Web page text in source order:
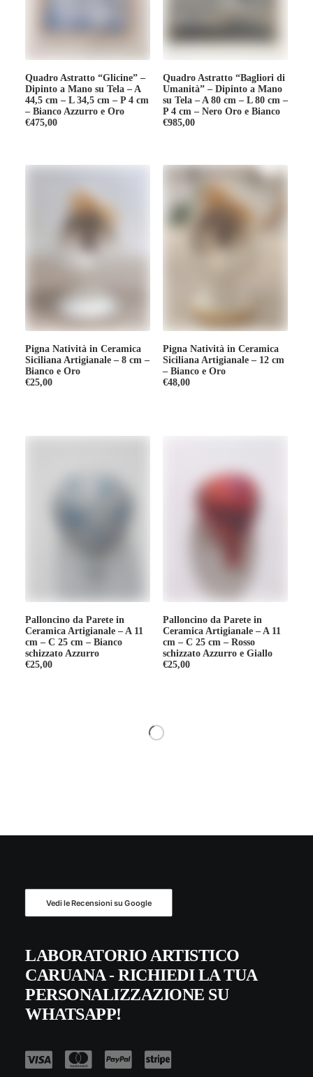
Quadro Astratto “Glicine” –
Dipinto a Mano su Tela – A
44,5 cm – L 34,5 cm – P 4 cm
– Bianco Azzurro e Oro
€475,00
Quadro Astratto “Bagliori di
Umanità” – Dipinto a Mano
su Tela – A 80 cm – L 80 cm –
P 4 cm – Nero Oro e Bianco
€985,00
Pigna Natività in Ceramica
Siciliana Artigianale – 8 cm –
Bianco e Oro
€25,00
Pigna Natività in Ceramica
Siciliana Artigianale – 12 cm
– Bianco e Oro
€48,00
Palloncino da Parete in
Ceramica Artigianale – A 11
cm – C 25 cm – Bianco
schizzato Azzurro
€25,00
Palloncino da Parete in
Ceramica Artigianale – A 11
cm – C 25 cm – Rosso
schizzato Azzurro e Giallo
€25,00
Vedi le Recensioni su Google
LABORATORIO ARTISTICO
CARUANA - RICHIEDI LA TUA
PERSONALIZZAZIONE SU
WHATSAPP!